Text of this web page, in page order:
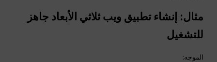
مثال: إنشاء تطبيق ويب ثلاثي الأبعاد جاهز
للتشغيل
الموجه: